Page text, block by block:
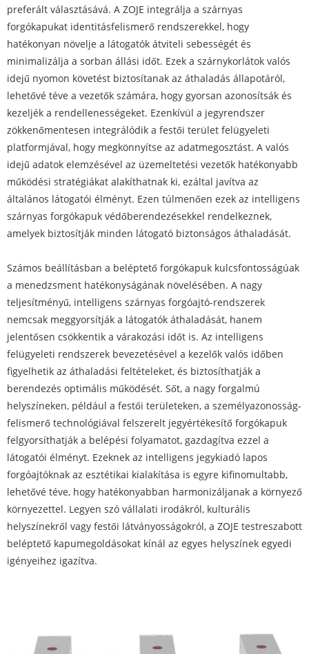
preferált választásává. A ZOJE integrálja a szárnyas
forgókapukat identitásfelismerő rendszerekkel, hogy
hatékonyan növelje a látogatók átviteli sebességét és
minimalizálja a sorban állási időt. Ezek a szárnykorlátok valós
idejű nyomon követést biztosítanak az áthaladás állapotáról,
lehetővé téve a vezetők számára, hogy gyorsan azonosítsák és
kezeljék a rendellenességeket. Ezenkívül a jegyrendszer
zökkenőmentesen integrálódik a festői terület felügyeleti
platformjával, hogy megkönnyítse az adatmegosztást. A valós
idejű adatok elemzésével az üzemeltetési vezetők hatékonyabb
működési stratégiákat alakíthatnak ki, ezáltal javítva az
általános látogatói élményt. Ezen túlmenően ezek az intelligens
szárnyas forgókapuk védőberendezésekkel rendelkeznek,
amelyek biztosítják minden látogató biztonságos áthaladását.
Számos beállításban a beléptető forgókapuk kulcsfontosságúak
a menedzsment hatékonyságának növelésében. A nagy
teljesítményű, intelligens szárnyas forgóajtó-rendszerek
nemcsak meggyorsítják a látogatók áthaladását, hanem
jelentősen csökkentik a várakozási időt is. Az intelligens
felügyeleti rendszerek bevezetésével a kezelők valós időben
figyelhetik az áthaladási feltételeket, és biztosíthatják a
berendezés optimális működését. Sőt, a nagy forgalmú
helyszíneken, például a festői területeken, a személyazonosság-
felismerő technológiával felszerelt jegyértékesítő forgókapuk
felgyorsíthatják a belépési folyamatot, gazdagítva ezzel a
látogatói élményt. Ezeknek az intelligens jegykiadó lapos
forgóajtóknak az esztétikai kialakítása is egyre kifinomultabb,
lehetővé téve, hogy hatékonyabban harmonizáljanak a környező
környezettel. Legyen szó vállalati irodákról, kulturális
helyszínekről vagy festői látványosságokról, a ZOJE testreszabott
beléptető kapumegoldásokat kínál az egyes helyszínek egyedi
igényeihez igazítva.